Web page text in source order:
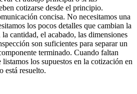
cotizarse desde el principio.
concisa. No necesitamos una
los pocos detalles que cambian la
cantidad, el acabado, las dimensiones
son suficientes para separar un
terminado. Cuando faltan
listamos los supuestos en la cotización en
está resuelto.